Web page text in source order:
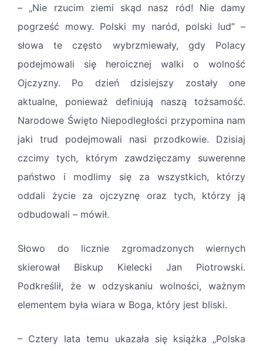
– „Nie rzucim ziemi skąd nasz ród! Nie damy
pogrześć mowy. Polski my naród, polski lud” –
słowa te często wybrzmiewały, gdy Polacy
podejmowali się heroicznej walki o wolność
Ojczyzny. Po dzień dzisiejszy zostały one
aktualne, ponieważ definiują naszą tożsamość.
Narodowe Święto Niepodległości przypomina nam
jaki trud podejmowali nasi przodkowie. Dzisiaj
czcimy tych, którym zawdzięczamy suwerenne
państwo i modlimy się za wszystkich, którzy
oddali życie za ojczyznę oraz tych, którzy ją
odbudowali – mówił.
Słowo do licznie zgromadzonych wiernych
skierował Biskup Kielecki Jan Piotrowski.
Podkreślił, że w odzyskaniu wolności, ważnym
elementem była wiara w Boga, który jest bliski.
– Cztery lata temu ukazała się książka „Polska